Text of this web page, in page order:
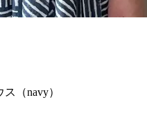
（navy）